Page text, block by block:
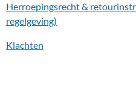
Herroepingsrecht &
regelgeving)
Klachten